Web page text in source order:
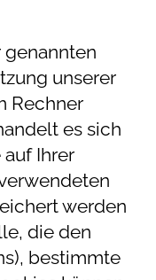
genannten
unserer
Rechner
es sich
Ihrer
werden
die den
bestimmte